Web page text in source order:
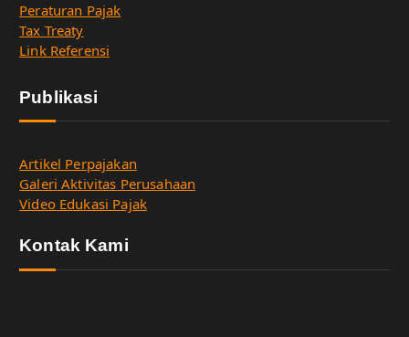
Peraturan Pajak
Tax Treaty
Link Referensi
Publikasi
Artikel Perpajakan
Galeri Aktivitas Perusahaan
Video Edukasi Pajak
Kontak Kami